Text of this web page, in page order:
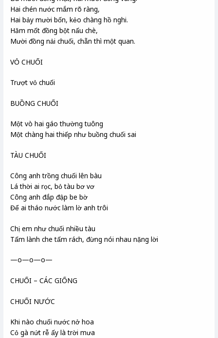
Hai chén nước mắm rõ ràng,
Hai bảy mười bốn, kẻo chàng hồ nghi.
Hăm mốt đồng bột nấu chè,
Mười đồng nải chuối, chẵn thì một quan.
VỎ CHUỐI
Trượt vỏ chuối
BUỒNG CHUỐI
Một vò hai gáo thường tuông
Một chàng hai thiếp như buồng chuối sai
TÀU CHUỐI
Công anh trồng chuối lên bàu
Lá thời ai rọc, bỏ tàu bơ vơ
Công anh đắp đập be bờ
Để ai tháo nước làm lờ anh trôi
Chị em như chuối nhiều tàu
Tấm lành che tấm rách, đừng nói nhau nặng lời
—o—o—o—
CHUỐI – CÁC GIỐNG
CHUỐI NƯỚC
Khi nào chuối nước nở hoa
Cỏ gà nứt rễ ấy là trời mưa